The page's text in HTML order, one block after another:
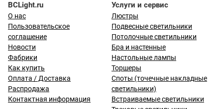
BCLight.ru
О нас
Пользовательское
соглашение
Новости
Фабрики
Как купить
Оплата / Доставка
Распродажа
Контактная информация
Услуги и сервис
Люстры
Подвесные светильники
Потолочные светильники
Бра и настенные
Настольные лампы
Торшеры
Споты (точечные накладные
светильники)
Встраиваемые светильники